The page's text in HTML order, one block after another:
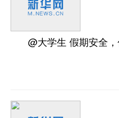
@大学生 假期安全